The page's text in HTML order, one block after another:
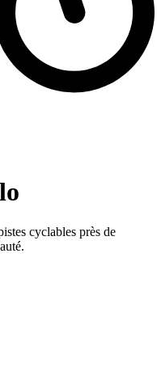
cyclables près de